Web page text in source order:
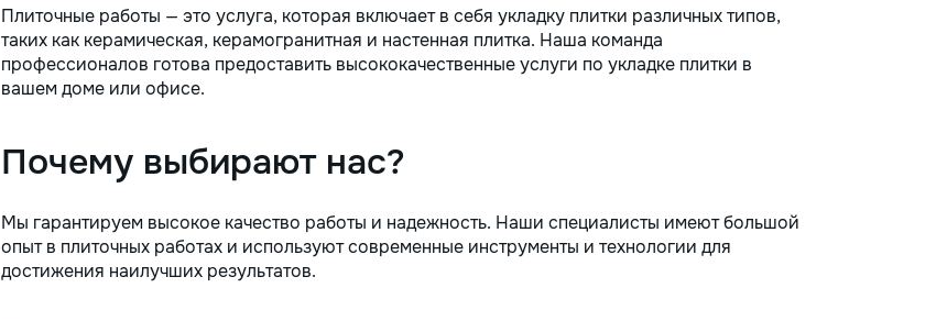
Плиточные работы — это услуга, которая включает в себя укладку плитки различных типов,
таких как керамическая, керамогранитная и настенная плитка. Наша команда
профессионалов готова предоставить высококачественные услуги по укладке плитки в
вашем доме или офисе.
Почему выбирают нас?
Мы гарантируем высокое качество работы и надежность. Наши специалисты имеют большой
опыт в плиточных работах и используют современные инструменты и технологии для
достижения наилучших результатов.